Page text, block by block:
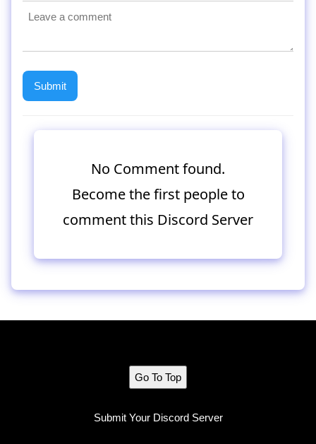
No Comment found.
Become the first people to
comment this Discord Server
Go To Top
Submit Your Discord Server